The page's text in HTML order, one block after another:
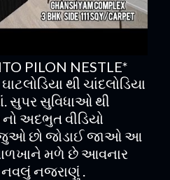
PILON NESTLE*
થી ચાંદલોડિયા
સુપર સુવિધાઓ થી
અદભુત વીડિયો
જુઓ છો જોડાઈ જાઓ આ
મળે છે આવનાર
નજરાણું .